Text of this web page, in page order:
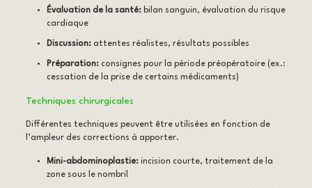
Évaluation de la santé:bilan sanguin, évaluation du risque
cardiaque
Discussion:attentes réalistes, résultats possibles
Préparation:consignes pour la période préopératoire (ex.:
cessation de la prise de certains médicaments)
Techniques chirurgicales
Différentes techniques peuvent être utilisées en fonction de
l’ampleur des corrections à apporter.
Mini-abdominoplastie:incision courte, traitement de la
zone sous le nombril